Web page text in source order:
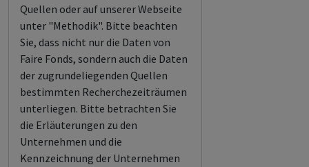
Quellen oder auf unserer Webseite
unter "Methodik". Bitte beachten
Sie, dass nicht nur die Daten von
Faire Fonds, sondern auch die Daten
der zugrundeliegenden Quellen
bestimmten Recherchezeiträumen
unterliegen. Bitte betrachten Sie
die Erläuterungen zu den
Unternehmen und die
Kennzeichnung der Unternehmen